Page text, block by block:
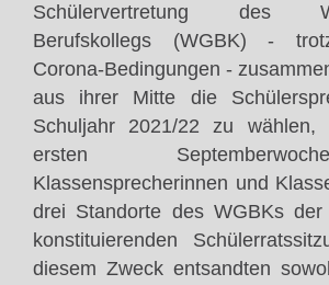
Schülervertretung des
Berufskollegs (WGBK) -
Corona-Bedingungen -
aus ihrer Mitte die
Schuljahr 2021/22 zu
ersten
Klassensprecherinnen und
drei Standorte des WGBKs
konstituierenden
diesem Zweck entsandten